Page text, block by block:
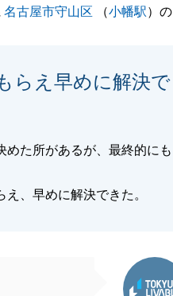
名古屋市守山区 （小幡駅）の
らえ早めに解決で
めた所があるが、最終的にも
、早めに解決できた。